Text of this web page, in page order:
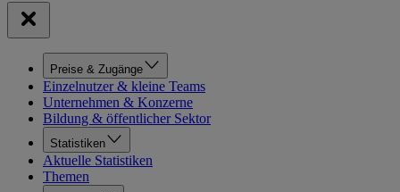
Preise & Zugänge
Einzelnutzer & kleine Teams
Unternehmen & Konzerne
Bildung & öffentlicher Sektor
Statistiken
Aktuelle Statistiken
Themen